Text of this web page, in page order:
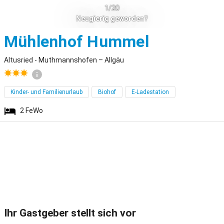
1/20
Neugierig geworden?
Mühlenhof HummelAltusried
Altusried - Muthmannshofen – Allgäu
Kinder- und Familienurlaub Biohof E-Ladestation
2 FeWo
Ihr Gastgeber stellt sich vor